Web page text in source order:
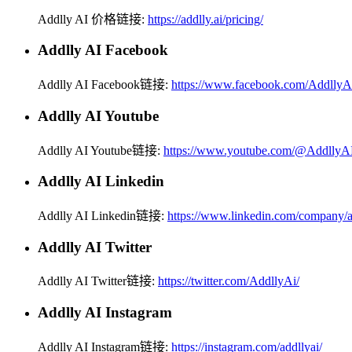
Addlly AI 价格链接: https://addlly.ai/pricing/
Addlly AI Facebook
Addlly AI Facebook链接: https://www.facebook.com/
Addlly AI Youtube
Addlly AI Youtube链接: https://www.youtube.com/
Addlly AI Linkedin
Addlly AI Linkedin链接: https://www.linkedin.com/company/
Addlly AI Twitter
Addlly AI Twitter链接: https://twitter.com/AddllyAi/
Addlly AI Instagram
Addlly AI Instagram链接: https://instagram.com/addllyai/